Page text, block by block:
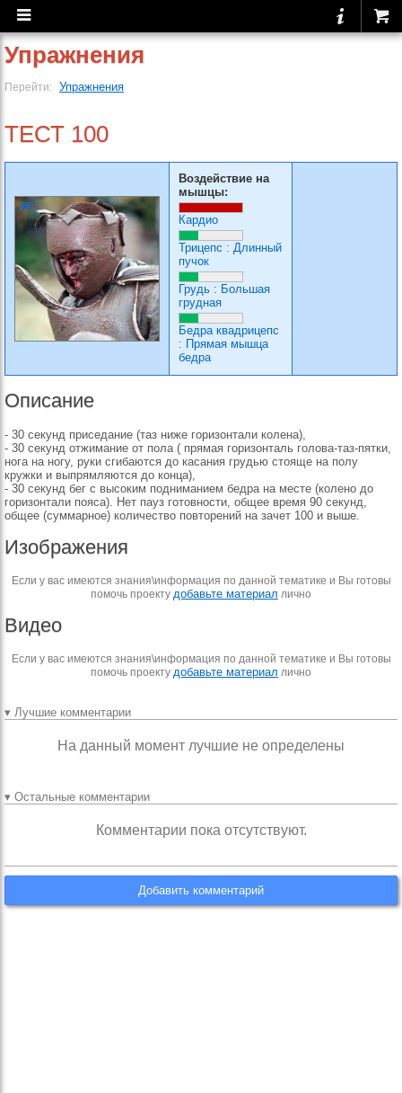
Упражнения
Перейти: Упражнения
ТЕСТ 100
Воздействие на
мышцы:
Кардио
Трицепс : Длинный
пучок
Грудь : Большая
грудная
Бедра квадрицепс
: Прямая мышца
бедра
Описание
- 30 секунд приседание (таз ниже горизонтали колена),
- 30 секунд отжимание от пола ( прямая горизонталь голова-таз-пятки,
нога на ногу, руки сгибаются до касания грудью стояще на полу
кружки и выпрямляются до конца),
- 30 секунд бег с высоким подниманием бедра на месте (колено до
горизонтали пояса). Нет пауз готовности, общее время 90 секунд,
общее (суммарное) количество повторений на зачет 100 и выше.
Изображения
Если у вас имеются знания\информация по данной тематике и Вы готовы
помочь проекту добавьте материал лично
Видео
Если у вас имеются знания\информация по данной тематике и Вы готовы
помочь проекту добавьте материал лично
▾ Лучшие комментарии
На данный момент лучшие не определены
▾ Остальные комментарии
Комментарии пока отсутствуют.
Добавить комментарий